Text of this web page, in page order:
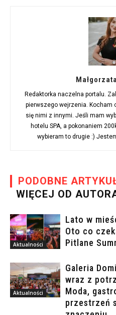
Redaktorka naczelna portalu.
pierwszego wejrzenia. Kocham
się nimi z innymi. Jeśli mam
hotelu SPA, a pokonaniem
wybieram to drugie :)
PODOBNE
WIĘCEJ OD
Aktualności
Lato w
Oto co
Pitlane
Aktualności
Galeria
wraz z
Moda,
przestrzeń